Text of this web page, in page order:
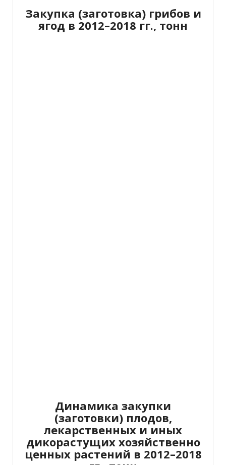
Закупка (заготовка) грибов и
ягод в 2012–2018 гг., тонн
Динамика закупки
(заготовки) плодов,
лекарственных и иных
дикорастущих хозяйственно
ценных растений в 2012–2018